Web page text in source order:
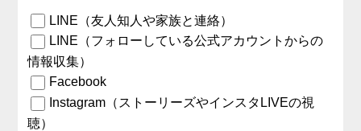
LINE（友人知人や家族と連絡）
LINE（フォローしている公式アカウントからの
情報収集）
Facebook
Instagram（ストーリーズやインスタLIVEの視
聴）